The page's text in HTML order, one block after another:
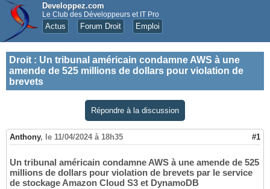
Developpez.com
Le Club des Développeurs et IT Pro
Actus Forum Droit Emploi
Droit : Un tribunal américain condamne AWS à une
amende de 525 millions de dollars pour violation de
brevets
Répondre à la discussion
Anthony, le 11/04/2024 à 18h35 #1
Un tribunal américain condamne AWS à une amende de 525
millions de dollars pour violation de brevets par le service
de stockage Amazon Cloud S3 et DynamoDB